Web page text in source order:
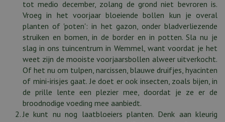
tot medio december, zolang de grond niet bevroren is.
Vroeg in het voorjaar bloeiende bollen kun je overal
planten of 'poten': in het gazon, onder bladverliezende
struiken en bomen, in de border en in potten. Sla nu je
slag in ons tuincentrum in Wemmel, want voordat je het
weet zijn de mooiste voorjaarsbollen alweer uitverkocht.
Of het nu om tulpen, narcissen, blauwe druifjes, hyacinten
of mini-irisjes gaat. Je doet er ook insecten, zoals bijen, in
de prille lente een plezier mee, doordat je ze er de
broodnodige voeding mee aanbiedt.
Je kunt nu nog laatbloeiers planten. Denk aan kleurig